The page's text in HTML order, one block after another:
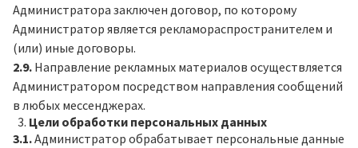
Администратора заключен договор, по которому
Администратор является рекламораспространителем и
(или) иные договоры.
2.9. Направление рекламных материалов осуществляется
Администратором посредством направления сообщений
в любых мессенджерах.
Цели обработки персональных данных
3.1.Администратор обрабатывает персональные данные